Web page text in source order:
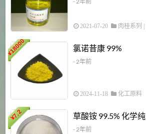
2021-07-20 肉桂系列
¥
18000 氯诺昔康 99%
- 2年前
2024-11-18 化工原料
¥
7.2 草酸铵 99.5% 化学纯
- 2年前